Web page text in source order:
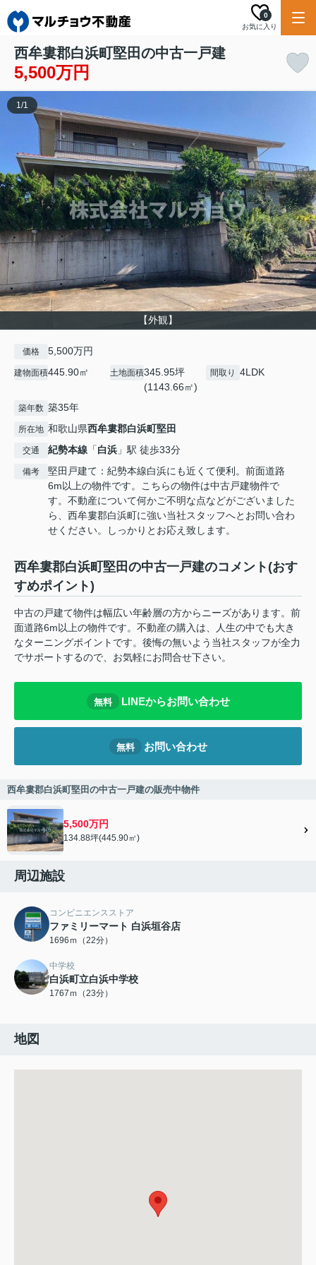
お気に入り
0
西牟婁郡白浜町堅田の中古一戸建
5,500万円
【外観】
1/1
価格 5,500万円
建物面積445.90㎡ 土地面積345.95坪
(1143.66㎡)
間取り 4LDK
築年数 築35年
所在地 和歌山県西牟婁郡白浜町堅田
交通 紀勢本線 「白浜 」駅 徒歩33分
備考
堅田戸建て：紀勢本線白浜にも近くて便利。前面道路
6m以上の物件です。こちらの物件は中古戸建物件で
す。不動産について何かご不明な点などがございました
ら、西牟婁郡白浜町に強い当社スタッフへとお問い合わ
せください。しっかりとお応え致します。
西牟婁郡白浜町堅田の中古一戸建のコメント(おす
すめポイント)
中古の戸建て物件は幅広い年齢層の方からニーズがあります。前
面道路6m以上の物件です。不動産の購入は、人生の中でも大き
なターニングポイントです。後悔の無いよう当社スタッフが全力
でサポートするので、お気軽にお問合せ下さい。
無料 LINEからお問い合わせ
無料 お問い合わせ
西牟婁郡白浜町堅田の中古一戸建の販売中物件
5,500万円
134.88坪(445.90㎡)
周辺施設
コンビニエンスストア
ファミリーマート 白浜垣谷店
1696ｍ（22分）
中学校
白浜町立白浜中学校
1767ｍ（23分）
地図